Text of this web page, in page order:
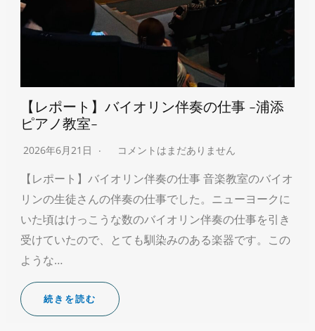
【レポート】バイオリン伴奏の仕事 -浦添
ピアノ教室-
2026年6月21日 コメントはまだありません
【レポート】バイオリン伴奏の仕事 音楽教室のバイオ
リンの生徒さんの伴奏の仕事でした。ニューヨークに
いた頃はけっこうな数のバイオリン伴奏の仕事を引き
受けていたので、とても馴染みのある楽器です。この
ような…
続きを読む